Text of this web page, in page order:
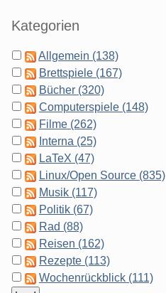
Kategorien
Allgemein (138)
Brettspiele (167)
Bücher (320)
Computerspiele (148)
Filme (262)
Interna (25)
LaTeX (47)
Linux/Open Source (835)
Musik (117)
Politik (67)
Rad (88)
Reisen (162)
Rezepte (113)
Wochenrückblick (111)